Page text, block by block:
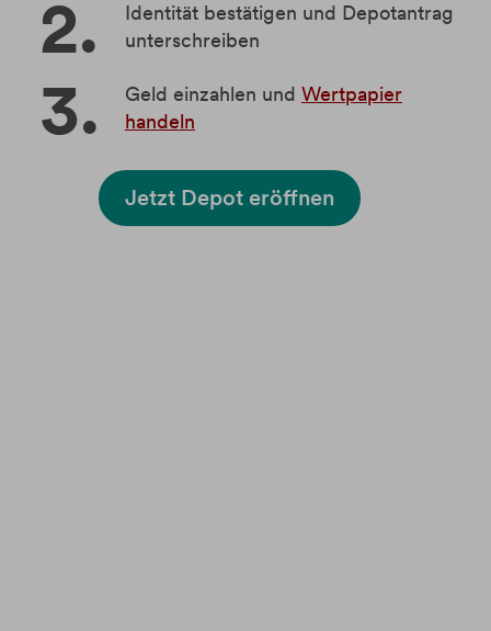
Identität bestätigen und Depotantrag
unterschreiben
Geld einzahlen und Wertpapier
handeln
Jetzt Depot eröffnen